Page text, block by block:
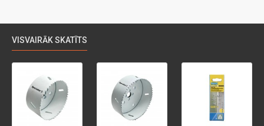
VISVAIRĀK SKATĪTS